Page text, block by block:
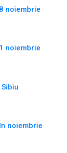
noiembrie
noiembrie
noiembrie